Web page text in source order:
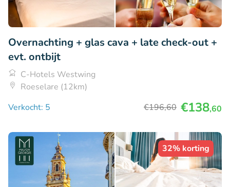
Overnachting + glas cava + late check-out +
evt. ontbijt
C-Hotels Westwing
Roeselare (12km)
Verkocht: 5
€196,60 €138,60
32% korting